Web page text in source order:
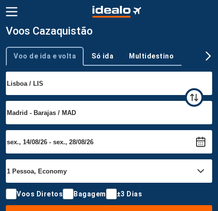
Voos Cazaquistão
Tipo de viagem
Voo de ida e volta Só ida Multidestino
Voos Diretos Bagagem ±3 Dias